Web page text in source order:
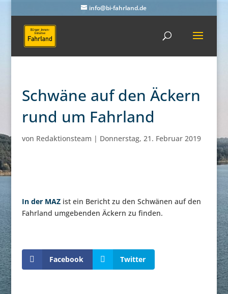
info@bi-fahrland.de
Schwäne auf den Äckern
rund um Fahrland
von Redaktionsteam | Donnerstag, 21. Februar 2019
In der MAZist ein Bericht zu den Schwänen auf den
Fahrland umgebenden Äckern zu finden.
Facebook Twitter